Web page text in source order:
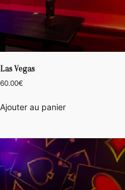
Las Vegas
60.00€
Ajouter au panier